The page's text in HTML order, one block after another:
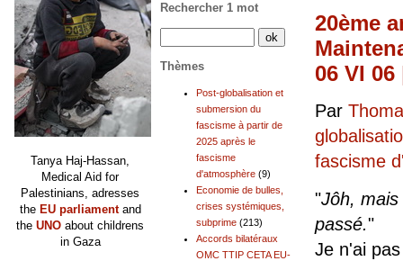
20ème
06 VI 06
Par
fascisme
"Jôh,
passé."
Je n'ai
Rechercher 1 mot
Thèmes
Post-globalisation et
submersion du
fascisme à partir de
2025 après le
fascisme
d'atmosphère (9)
Economie de bulles,
crises systémiques,
subprime (213)
Accords bilatéraux
OMC TTIP CETA EU-
Tanya Haj-Hassan,
Medical Aid for
Palestinians, adresses
the EU parliamentand
the UNO about childrens
in Gaza